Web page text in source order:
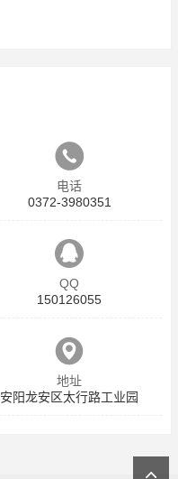
电话
0372-3980351
QQ
150126055
地址
安阳龙安区太行路工业园